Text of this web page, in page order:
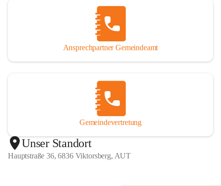
Ansprechpartner Gemeindeamt
Gemeindevertretung
Unser Standort
Hauptstraße 36, 6836 Viktorsberg, AUT